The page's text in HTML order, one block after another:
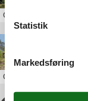
Om
Om
Statistik
Markedsføring